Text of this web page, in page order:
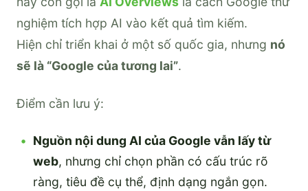
nghiệm tích hợp AI vào kết quả tìm kiếm.
Hiện chỉ triển khai ở một số quốc gia, nhưng nó
sẽ là “Google của tương lai”.
Điểm cần lưu ý:
Nguồn nội dung AI của Google vẫn lấy từ
web, nhưng chỉ chọn phần có cấu trúc rõ
ràng, tiêu đề cụ thể, định dạng ngắn gọn.